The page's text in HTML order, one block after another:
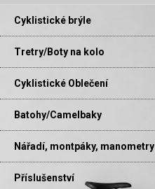
Cyklistické brýle
Tretry/Boty na kolo
Cyklistické Oblečení
Batohy/Camelbaky
Nářadí, montpáky, manometry
Příslušenství